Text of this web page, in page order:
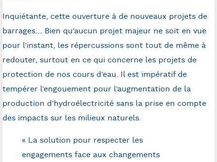
Inquiétante, cette ouverture à de nouveaux projets de
barrages… Bien qu’aucun projet majeur ne soit en vue
pour l’instant, les répercussions sont tout de même à
redouter, surtout en ce qui concerne les projets de
protection de nos cours d’eau. Il est impératif de
tempérer l’engouement pour l’augmentation de la
production d’hydroélectricité sans la prise en compte
des impacts sur les milieux naturels.
« La solution pour respecter les
engagements face aux changements